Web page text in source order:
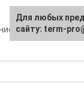
и устройство
Для любых
сайту: term-